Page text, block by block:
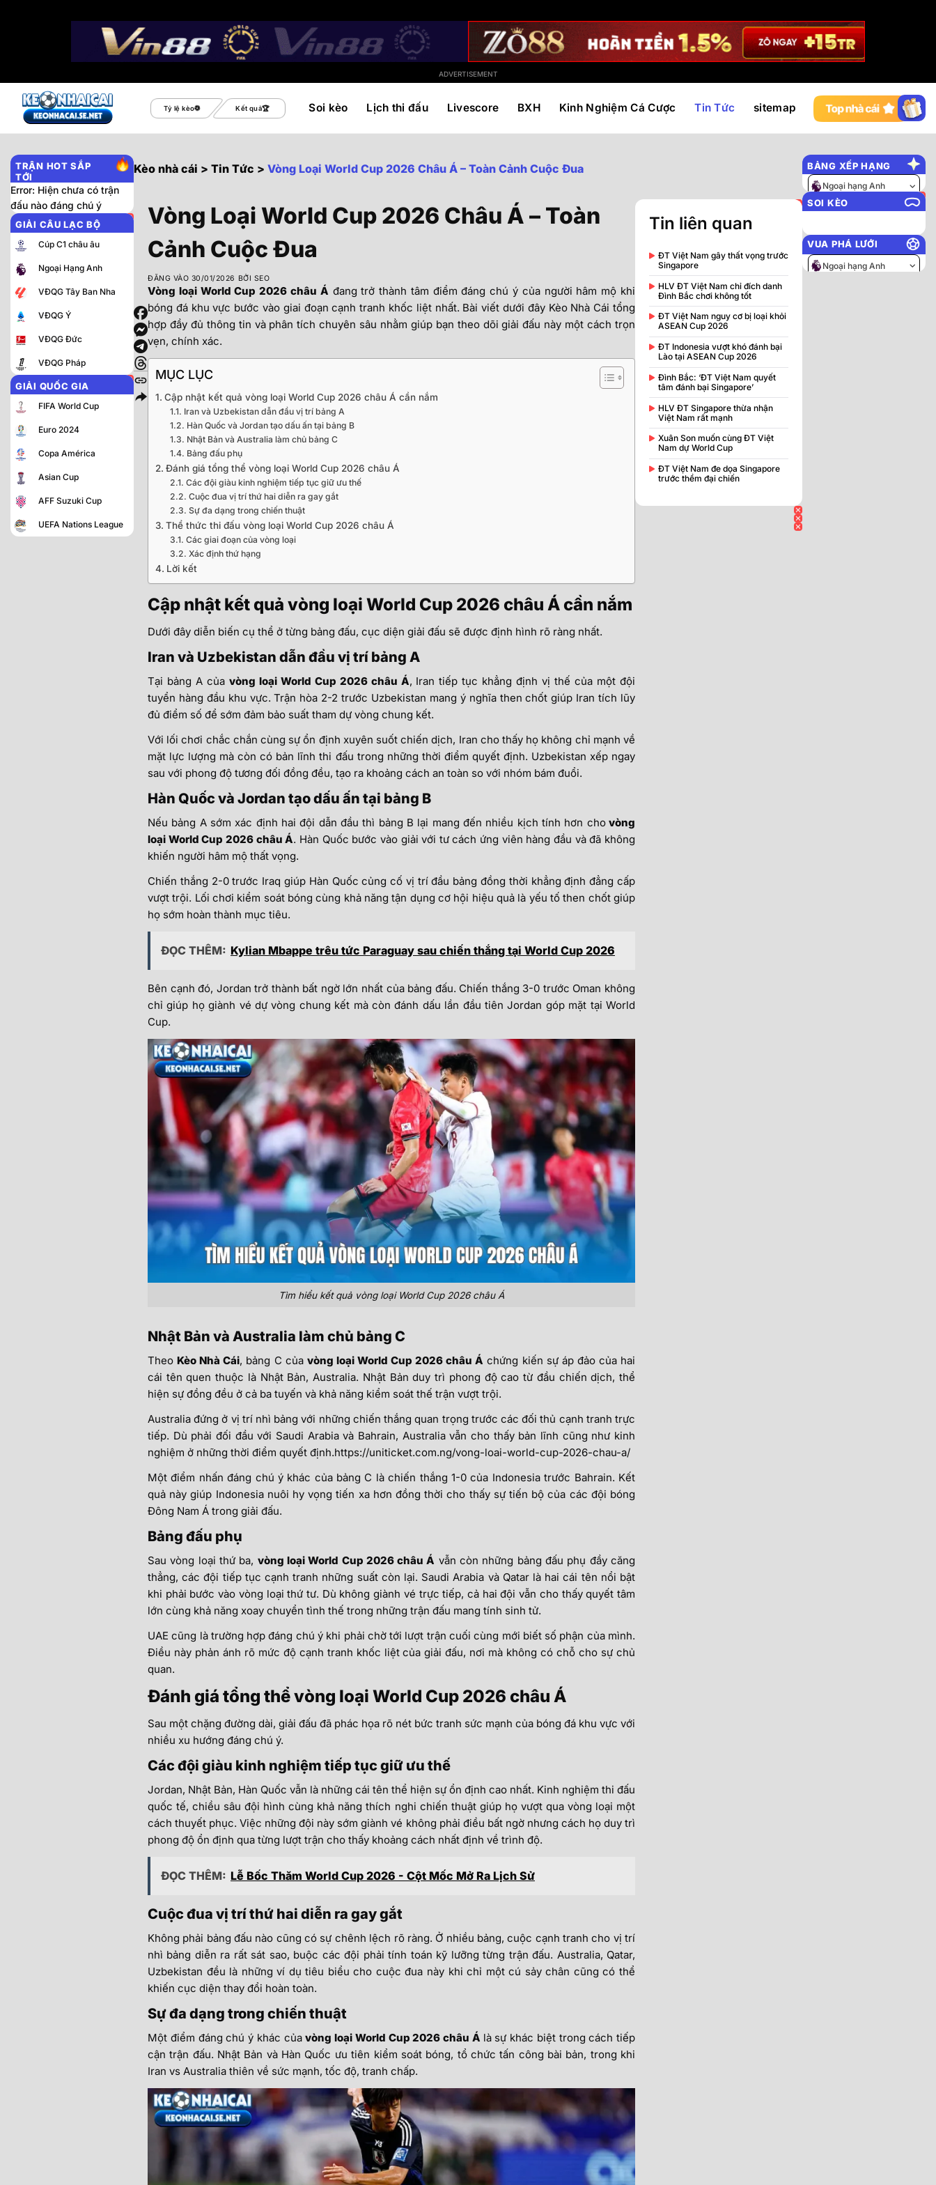
ADVERTISEMENT
dung
Tỷ lệ kèo Kết quả Soi kèo Lịch thi đấu Livescore BXH Kinh Nghiệm Cá Cược Tin Tức sitemap
TRẬN HOT SẮP
TỚI
Error: Hiện chưa có trận
đấu nào đáng chú ý
GIẢI CÂU LẠC BỘ
Cúp C1 châu âu
Ngoại Hạng Anh
VĐQG Tây Ban Nha
VĐQG Ý
VĐQG Đức
VĐQG Pháp
GIẢI QUỐC GIA
FIFA World Cup
Euro 2024
Copa América
Asian Cup
AFF Suzuki Cup
UEFA Nations League
Kèo nhà cái > Tin Tức > Vòng Loại World Cup 2026 Châu Á – Toàn Cảnh Cuộc Đua
Vòng Loại World Cup 2026 Châu Á – Toàn
Cảnh Cuộc Đua
ĐĂNG VÀO 30/01/2026 BỞI SEO
Vòng loại World Cup 2026 châu Á đang trở thành tâm điểm đáng chú ý của người hâm mộ khi
bóng đá khu vực bước vào giai đoạn cạnh tranh khốc liệt nhất. Bài viết dưới đây Kèo Nhà Cái tổng
hợp đầy đủ thông tin và phân tích chuyên sâu nhằm giúp bạn theo dõi giải đấu này một cách trọn
vẹn, chính xác.
MỤC LỤC
Cập nhật kết quả vòng loại World Cup 2026 châu Á cần nắm
Iran và Uzbekistan dẫn đầu vị trí bảng A
Hàn Quốc và Jordan tạo dấu ấn tại bảng B
Nhật Bản và Australia làm chủ bảng C
Bảng đấu phụ
Đánh giá tổng thể vòng loại World Cup 2026 châu Á
Các đội giàu kinh nghiệm tiếp tục giữ ưu thế
Cuộc đua vị trí thứ hai diễn ra gay gắt
Sự đa dạng trong chiến thuật
Thể thức thi đấu vòng loại World Cup 2026 châu Á
Các giai đoạn của vòng loại
Xác định thứ hạng
Lời kết
Cập nhật kết quả vòng loại World Cup 2026 châu Á cần nắm
Dưới đây diễn biến cụ thể ở từng bảng đấu, cục diện giải đấu sẽ được định hình rõ ràng nhất.
Iran và Uzbekistan dẫn đầu vị trí bảng A
Tại bảng A của vòng loại World Cup 2026 châu Á, Iran tiếp tục khẳng định vị thế của một đội
tuyển hàng đầu khu vực. Trận hòa 2-2 trước Uzbekistan mang ý nghĩa then chốt giúp Iran tích lũy
đủ điểm số để sớm đảm bảo suất tham dự vòng chung kết.
Với lối chơi chắc chắn cùng sự ổn định xuyên suốt chiến dịch, Iran cho thấy họ không chỉ mạnh về
mặt lực lượng mà còn có bản lĩnh thi đấu trong những thời điểm quyết định. Uzbekistan xếp ngay
sau với phong độ tương đối đồng đều, tạo ra khoảng cách an toàn so với nhóm bám đuổi.
Hàn Quốc và Jordan tạo dấu ấn tại bảng B
Nếu bảng A sớm xác định hai đội dẫn đầu thì bảng B lại mang đến nhiều kịch tính hơn chovòng
loại World Cup 2026 châu Á. Hàn Quốc bước vào giải với tư cách ứng viên hàng đầu và đã không
khiến người hâm mộ thất vọng.
Chiến thắng 2-0 trước Iraq giúp Hàn Quốc củng cố vị trí đầu bảng đồng thời khẳng định đẳng cấp
vượt trội. Lối chơi kiểm soát bóng cùng khả năng tận dụng cơ hội hiệu quả là yếu tố then chốt giúp
họ sớm hoàn thành mục tiêu.
ĐỌC THÊM: Kylian Mbappe trêu tức Paraguay sau chiến thắng tại World Cup 2026
Bên cạnh đó, Jordan trở thành bất ngờ lớn nhất của bảng đấu. Chiến thắng 3-0 trước Oman không
chỉ giúp họ giành vé dự vòng chung kết mà còn đánh dấu lần đầu tiên Jordan góp mặt tại World
Cup.
Tìm hiểu kết quả vòng loại World Cup 2026 châu Á
Nhật Bản và Australia làm chủ bảng C
TheoKèo Nhà Cái, bảng C của vòng loại World Cup 2026 châu Á chứng kiến sự áp đảo của hai
cái tên quen thuộc là Nhật Bản, Australia. Nhật Bản duy trì phong độ cao từ đầu chiến dịch, thể
hiện sự đồng đều ở cả ba tuyến và khả năng kiểm soát thế trận vượt trội.
Australia đứng ở vị trí nhì bảng với những chiến thắng quan trọng trước các đối thủ cạnh tranh trực
tiếp. Dù phải đối đầu với Saudi Arabia và Bahrain, Australia vẫn cho thấy bản lĩnh cũng như kinh
nghiệm ở những thời điểm quyết định.https://uniticket.com.ng/vong-loai-world-cup-2026-chau-a/
Một điểm nhấn đáng chú ý khác của bảng C là chiến thắng 1-0 của Indonesia trước Bahrain. Kết
quả này giúp Indonesia nuôi hy vọng tiến xa hơn đồng thời cho thấy sự tiến bộ của các đội bóng
Đông Nam Á trong giải đấu.
Bảng đấu phụ
Sau vòng loại thứ ba, vòng loại World Cup 2026 châu Á vẫn còn những bảng đấu phụ đầy căng
thẳng, các đội tiếp tục cạnh tranh những suất còn lại. Saudi Arabia và Qatar là hai cái tên nổi bật
khi phải bước vào vòng loại thứ tư. Dù không giành vé trực tiếp, cả hai đội vẫn cho thấy quyết tâm
lớn cùng khả năng xoay chuyển tình thế trong những trận đấu mang tính sinh tử.
UAE cũng là trường hợp đáng chú ý khi phải chờ tới lượt trận cuối cùng mới biết số phận của mình.
Điều này phản ánh rõ mức độ cạnh tranh khốc liệt của giải đấu, nơi mà không có chỗ cho sự chủ
quan.
Đánh giá tổng thể vòng loại World Cup 2026 châu Á
Sau một chặng đường dài, giải đấu đã phác họa rõ nét bức tranh sức mạnh của bóng đá khu vực với
nhiều xu hướng đáng chú ý.
Các đội giàu kinh nghiệm tiếp tục giữ ưu thế
Jordan, Nhật Bản, Hàn Quốc vẫn là những cái tên thể hiện sự ổn định cao nhất. Kinh nghiệm thi đấu
quốc tế, chiều sâu đội hình cùng khả năng thích nghi chiến thuật giúp họ vượt qua vòng loại một
cách thuyết phục. Việc những đội này sớm giành vé không phải điều bất ngờ nhưng cách họ duy trì
phong độ ổn định qua từng lượt trận cho thấy khoảng cách nhất định về trình độ.
ĐỌC THÊM: Lễ Bốc Thăm World Cup 2026 - Cột Mốc Mở Ra Lịch Sử
Cuộc đua vị trí thứ hai diễn ra gay gắt
Không phải bảng đấu nào cũng có sự chênh lệch rõ ràng. Ở nhiều bảng, cuộc cạnh tranh cho vị trí
nhì bảng diễn ra rất sát sao, buộc các đội phải tính toán kỹ lưỡng từng trận đấu. Australia, Qatar,
Uzbekistan đều là những ví dụ tiêu biểu cho cuộc đua này khi chỉ một cú sảy chân cũng có thể
khiến cục diện thay đổi hoàn toàn.
Sự đa dạng trong chiến thuật
Một điểm đáng chú ý khác củavòng loại World Cup 2026 châu Á là sự khác biệt trong cách tiếp
cận trận đấu. Nhật Bản và Hàn Quốc ưu tiên kiểm soát bóng, tổ chức tấn công bài bản, trong khi
Iran vs Australia thiên về sức mạnh, tốc độ, tranh chấp.
Tin liên quan
ĐT Việt Nam gây thất vọng trước
Singapore
HLV ĐT Việt Nam chỉ đích danh
Đình Bắc chơi không tốt
ĐT Việt Nam nguy cơ bị loại khỏi
ASEAN Cup 2026
ĐT Indonesia vượt khó đánh bại
Lào tại ASEAN Cup 2026
Đình Bắc: ‘ĐT Việt Nam quyết
tâm đánh bại Singapore’
HLV ĐT Singapore thừa nhận
Việt Nam rất mạnh
Xuân Son muốn cùng ĐT Việt
Nam dự World Cup
ĐT Việt Nam đe dọa Singapore
trước thềm đại chiến
BẢNG XẾP HẠNG
Ngoại hạng Anh
SOI KÈO
VUA PHÁ LƯỚI
Ngoại hạng Anh